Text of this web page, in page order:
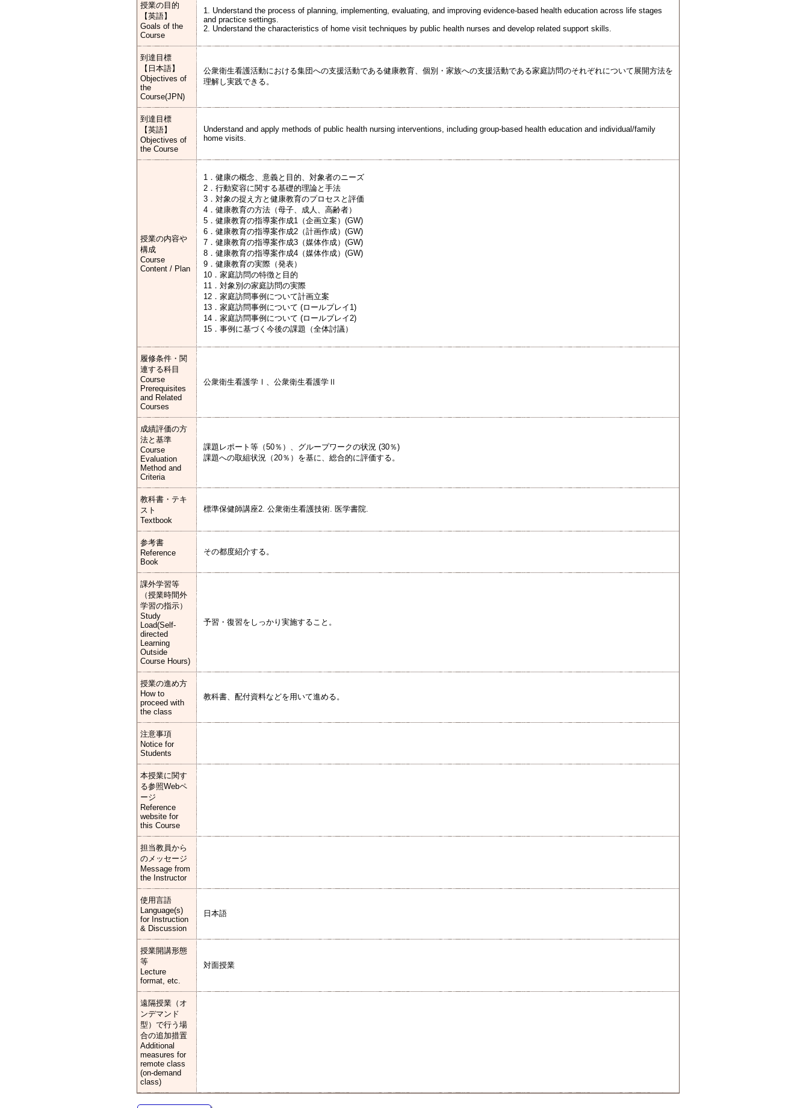
授業の目的
【英語】
Goals of the
Course
1. Understand the process of planning, implementing, evaluating, and improving evidence-based health education across life stages
and practice settings.
2. Understand the characteristics of home visit techniques by public health nurses and develop related support skills.
到達目標
【日本語】
Objectives of
the
Course(JPN)
公衆衛生看護活動における集団への支援活動である健康教育、個別・家族への支援活動である家庭訪問のそれぞれについて展開方法を
理解し実践できる。
到達目標
【英語】
Objectives of
the Course
Understand and apply methods of public health nursing interventions, including group-based health education and individual/family
home visits.
授業の内容や
構成
Course
Content / Plan
1．健康の概念、意義と目的、対象者のニーズ
2．行動変容に関する基礎的理論と手法
3．対象の捉え方と健康教育のプロセスと評価
4．健康教育の方法（母子、成人、高齢者）
5．健康教育の指導案作成1（企画立案）(GW)
6．健康教育の指導案作成2（計画作成）(GW)
7．健康教育の指導案作成3（媒体作成）(GW)
8．健康教育の指導案作成4（媒体作成）(GW)
9．健康教育の実際（発表）
10．家庭訪問の特徴と目的
11．対象別の家庭訪問の実際
12．家庭訪問事例について計画立案
13．家庭訪問事例について (ロールプレイ1)
14．家庭訪問事例について (ロールプレイ2)
15．事例に基づく今後の課題（全体討議）
履修条件・関
連する科目
Course
Prerequisites
and Related
Courses
公衆衛生看護学Ⅰ、公衆衛生看護学Ⅱ
成績評価の方
法と基準
Course
Evaluation
Method and
Criteria
課題レポート等（50％）、グループワークの状況 (30％)
課題への取組状況（20％）を基に、総合的に評価する。
教科書・テキ
スト
Textbook
標準保健師講座2. 公衆衛生看護技術. 医学書院.
参考書
Reference
Book
その都度紹介する。
課外学習等
（授業時間外
学習の指示）
Study
Load(Self-
directed
Learning
Outside
Course Hours)
予習・復習をしっかり実施すること。
授業の進め方
How to
proceed with
the class
教科書、配付資料などを用いて進める。
注意事項
Notice for
Students
本授業に関す
る参照Webペ
ージ
Reference
website for
this Course
担当教員から
のメッセージ
Message from
the Instructor
使用言語
Language(s)
for Instruction
& Discussion
日本語
授業開講形態
等
Lecture
format, etc.
対面授業
遠隔授業（オ
ンデマンド
型）で行う場
合の追加措置
Additional
measures for
remote class
(on-demand
class)